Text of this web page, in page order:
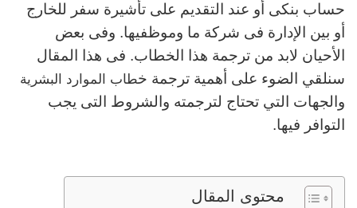
حساب بنكى أو عند التقديم على تأشيرة سفر للخارج
أو بين الإدارة فى شركة ما وموظفيها. وفى بعض
الأحيان لابد من ترجمة هذا الخطاب. فى هذا المقال
سنلقي الضوء على أهمية ترجمة خطاب الموارد البشرية
والجهات التي تحتاج لترجمته والشروط التى يجب
التوافر فيها.
محتوى المقال